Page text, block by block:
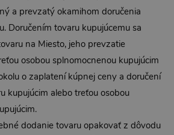
a prevzatý okamihom doručenia
Doručením tovaru kupujúcemu sa
na Miesto, jeho prevzatie
osobou splnomocnenou kupujúcim
o zaplatení kúpnej ceny a doručení
kupujúcim alebo treťou osobou
dodanie tovaru opakovať z dôvodu